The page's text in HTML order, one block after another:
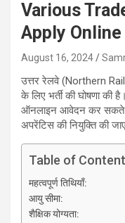
Various
Apply Online
August 16, 2024
उत्तर रेलवे (Northern
के लिए भर्ती की घोषणा की
ऑनलाइन आवेदन कर सकते
अपरेंटिस की नियुक्ति की
Table of
महत्वपूर्ण तिथियाँ:
आयु सीमा:
शैक्षिक योग्यता: